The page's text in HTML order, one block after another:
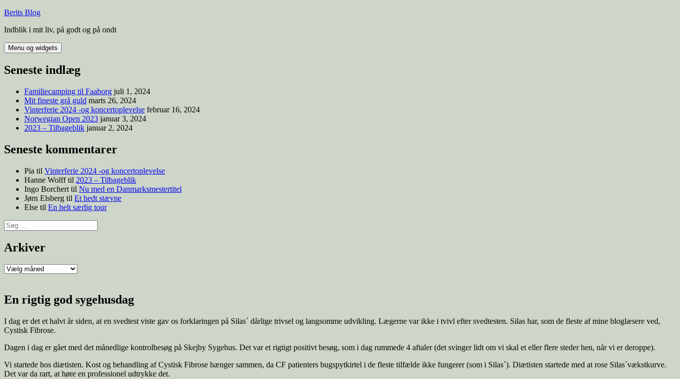
Berits Blog
Indblik i mit liv, på godt og på ondt
Menu og widgets
Seneste indlæg
Familiecamping til Faaborg juli 1, 2024
Mit fineste grå guld marts 26, 2024
Vinterferie 2024 -og koncertoplevelse februar 16, 2024
Norwegian Open 2023 januar 3, 2024
2023 – Tilbageblik januar 2, 2024
Seneste kommentarer
Pia til Vinterferie 2024 -og koncertoplevelse
Hanne Wolfftil 2023 – Tilbageblik
Ingo Borchert til Nu med en Danmarksmestertitel
Jørn Elsberg til Et hedt stævne
Else til En helt særlig tour
Arkiver
En rigtig god sygehusdag
I dag er det et halvt år siden, at en svedtest viste gav os forklaringen på Silas´ dårlige trivsel og langsomme udvikling. Lægerne var ikke i tvivl efter svedtesten. Silas har, som de fleste af mine bloglæsere ved,
Cystisk Fibrose.
Dagen i dag er gået med det månedlige kontrolbesøg på Skejby Sygehus. Det var et rigtigt positivt besøg, som i dag rummede 4 aftaler (det svinger lidt om vi skal et eller flere steder hen, når vi er deroppe).
Vi startede hos diætisten. Kost og behandling af Cystisk Fibrose hænger sammen, da CF patienters bugspytkirtel i de fleste tilfælde ikke fungerer (som i Silas´). Diætisten startede med at rose Silas´vækstkurve.
Det var da rart, at høre en professionel udtrykke det.